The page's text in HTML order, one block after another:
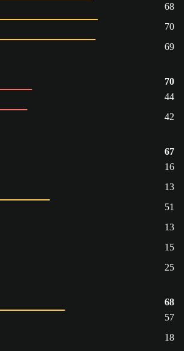
68
70
69
70
44
42
67
16
13
51
13
15
25
68
57
18